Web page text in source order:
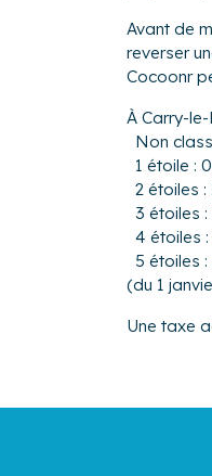
Avant de
reverser
Cocoonr
À Carry-
Non
1 étoile :
2 étoiles
3 étoiles :
4 étoiles
5 étoiles
(du 1
Une taxe